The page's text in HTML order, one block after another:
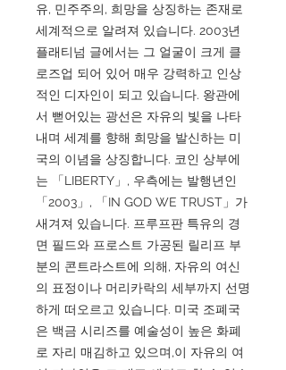
유, 민주주의, 희망을 상징하는 존재로
세계적으로 알려져 있습니다. 2003년
플래티넘 글에서는 그 얼굴이 크게 클
로즈업 되어 있어 매우 강력하고 인상
적인 디자인이 되고 있습니다. 왕관에
서 뻗어있는 광선은 자유의 빛을 나타
내며 세계를 향해 희망을 발신하는 미
국의 이념을 상징합니다. 코인 상부에
는 「LIBERTY」, 우측에는 발행년인
「2003」, 「IN GOD WE TRUST」가
새겨져 있습니다. 프루프판 특유의 경
면 필드와 프로스트 가공된 릴리프 부
분의 콘트라스트에 의해, 자유의 여신
의 표정이나 머리카락의 세부까지 선명
하게 떠오르고 있습니다. 미국 조폐국
은 백금 시리즈를 예술성이 높은 화폐
로 자리 매김하고 있으며,이 자유의 여